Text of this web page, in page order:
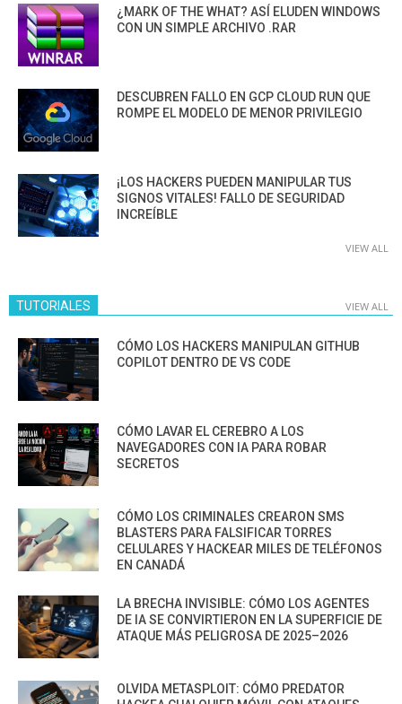
¿MARK OF THE WHAT? ASÍ ELUDEN WINDOWS
CON UN SIMPLE ARCHIVO .RAR
DESCUBREN FALLO EN GCP CLOUD RUN QUE
ROMPE EL MODELO DE MENOR PRIVILEGIO
¡LOS HACKERS PUEDEN MANIPULAR TUS
SIGNOS VITALES! FALLO DE SEGURIDAD
INCREÍBLE
VIEW ALL
TUTORIALES VIEW ALL
CÓMO LOS HACKERS MANIPULAN GITHUB
COPILOT DENTRO DE VS CODE
CÓMO LAVAR EL CEREBRO A LOS
NAVEGADORES CON IA PARA ROBAR
SECRETOS
CÓMO LOS CRIMINALES CREARON SMS
BLASTERS PARA FALSIFICAR TORRES
CELULARES Y HACKEAR MILES DE TELÉFONOS
EN CANADÁ
LA BRECHA INVISIBLE: CÓMO LOS AGENTES
DE IA SE CONVIRTIERON EN LA SUPERFICIE DE
ATAQUE MÁS PELIGROSA DE 2025–2026
OLVIDA METASPLOIT: CÓMO PREDATOR